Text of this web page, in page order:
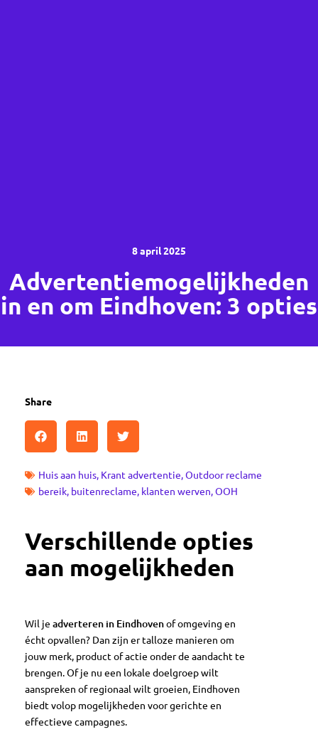
8 april 2025
Advertentiemogelijkheden
in en om Eindhoven: 3 opties
Share
Huis aan huis, Krant advertentie,Outdoor reclame
bereik, buitenreclame, klanten werven,OOH
Verschillende opties
aan mogelijkheden
Wil je adverteren in Eindhovenof omgeving en
écht opvallen? Dan zijn er talloze manieren om
jouw merk, product of actie onder de aandacht te
brengen. Of je nu een lokale doelgroep wilt
aanspreken of regionaal wilt groeien, Eindhoven
biedt volop mogelijkheden voor gerichte en
effectieve campagnes.